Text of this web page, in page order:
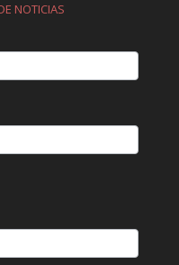
NOTICIAS